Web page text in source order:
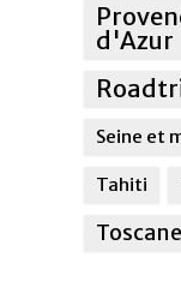
d'Azur
Seine et
Tahiti
Toscane